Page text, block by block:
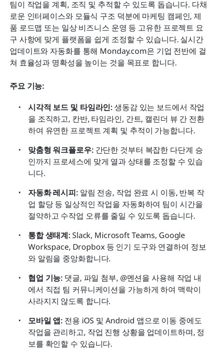
팀이 작업을 계획, 조직 및 추적할 수 있도록 돕습니다. 다채
로운 인터페이스와 모듈식 구조 덕분에 마케팅 캠페인, 제
품 로드맵 또는 일상 비즈니스 운영 등 고유한 프로젝트 요
구 사항에 맞게 플랫폼을 쉽게 조정할 수 있습니다. 실시간
업데이트와 자동화를 통해 Monday.com은 기업 전반에 걸
쳐 효율성과 명확성을 높이는 것을 목표로 합니다.
주요 기능:
시각적 보드 및 타임라인: 생동감 있는 보드에서 작업
을 조직하고, 칸반, 타임라인, 간트, 캘린더 뷰 간 전환
하여 유연한 프로젝트 계획 및 추적이 가능합니다.
맞춤형 워크플로우: 간단한 것부터 복잡한 다단계 승
인까지 프로세스에 맞게 열과 상태를 조정할 수 있습
니다.
자동화 레시피: 알림 전송, 작업 완료 시 이동, 반복 작
업 할당 등 일상적인 작업을 자동화하여 팀이 시간을
절약하고 수작업 오류를 줄일 수 있도록 돕습니다.
통합 생태계: Slack, Microsoft Teams, Google
Workspace, Dropbox 등 인기 도구와 연결하여 정보
와 알림을 중앙화합니다.
협업 기능: 댓글, 파일 첨부, @멘션을 사용해 작업 내
에서 직접 팀 커뮤니케이션을 가능하게 하여 맥락이
사라지지 않도록 합니다.
모바일 앱: 전용 iOS 및 Android 앱으로 이동 중에도
작업을 관리하고, 작업 진행 상황을 업데이트하며, 정
보를 확인할 수 있습니다.